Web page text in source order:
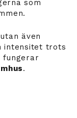
som
även
intensitet trots
fungerar
.